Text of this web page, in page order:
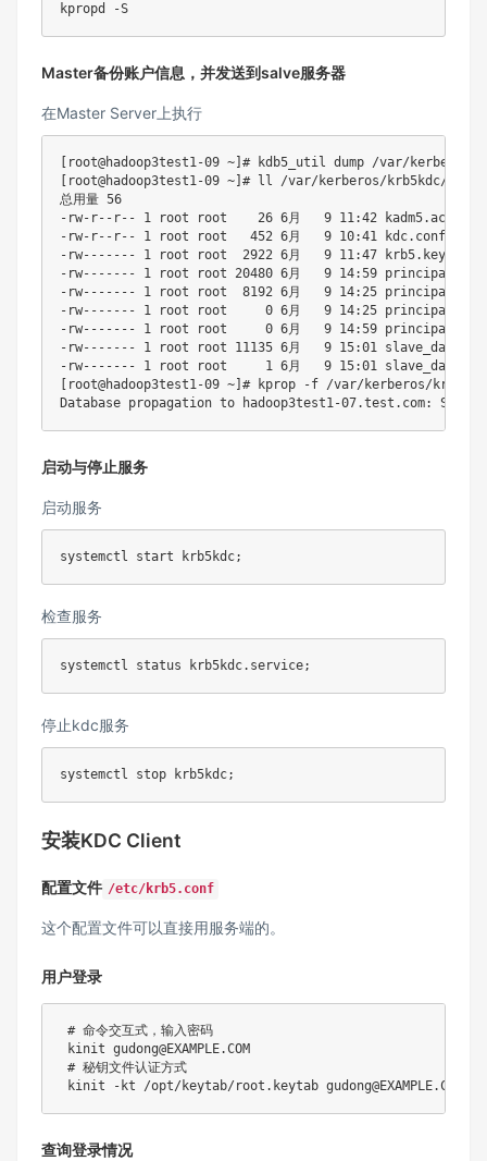
kpropd -S
Master备份账户信息，并发送到salve服务器
在Master Server上执行
root@hadoop3test1-09 ~ # kdb5_util dump /var/kerberos/
root@hadoop3test1-09 ~ # ll /var/kerberos/krb5kdc/
总用量 56
-rw-r--r-- 1 root root 26 6月 9 11:42 kadm5.acl
-rw-r--r-- 1 root root 452 6月 9 10:41 kdc.conf
-rw------- 1 root root 2922 6月 9 11:47 krb5.keytab
-rw------- 1 root root 20480 6月 9 14:59 principal
-rw------- 1 root root 8192 6月 9 14:25
-rw------- 1 root root 0 6月 9 14:25
-rw------- 1 root root 0 6月 9 14:59 principal.ok
-rw------- 1 root root 11135 6月 9 15:01
-rw------- 1 root root 1 6月 9 15
root@hadoop3test1-09 ~ # kprop -f /var/kerberos/
启动与停止服务
启动服务
systemctl start krb5kdc;
检查服务
systemctl status krb5kdc.service;
停止kdc服务
systemctl stop krb5kdc;
安装KDC Client
配置文件 /etc/krb5.conf
这个配置文件可以直接用服务端的。
用户登录
# 命令交互式，输入密码
kinit gudong@EXAMPLE.COM
# 秘钥文件认证方式
kinit
-kt
查询登录情况